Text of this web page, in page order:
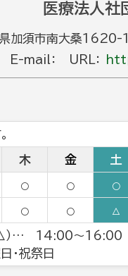
医療法人
須市南大桑1620-
E-mail： URL：
木 金 土
○ ○ ○
○ ○ △
△）… 14:00～
曜日・祝祭